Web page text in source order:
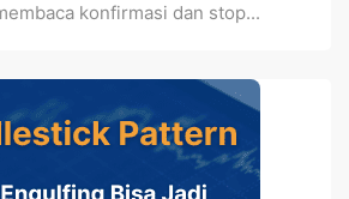
konfirmasi dan stop...